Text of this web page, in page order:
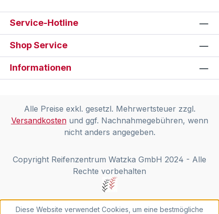
Service-Hotline
Shop Service
Informationen
Alle Preise exkl. gesetzl. Mehrwertsteuer zzgl.
Versandkostenund ggf. Nachnahmegebühren, wenn
nicht anders angegeben.
Copyright Reifenzentrum Watzka GmbH 2024 - Alle
Rechte vorbehalten
Diese Website verwendet Cookies, um eine bestmögliche